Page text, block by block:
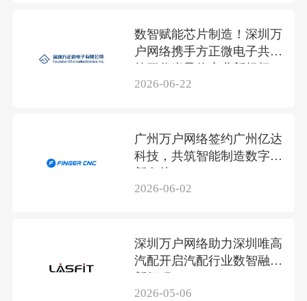
数智赋能芯片制造！深圳万
户网络携手方正微电子共筑
2026-06-22
广州万户网络签约广州亿达
科技，共筑智能制造数字化
新名片
2026-06-02
深圳万户网络助力深圳唯高
汽配开启汽配行业数智融合
新征程
2026-05-06